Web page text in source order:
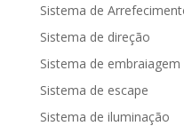
Sistema de
Sistema de direção
Sistema de embraiagem
Sistema de escape
Sistema de iluminação